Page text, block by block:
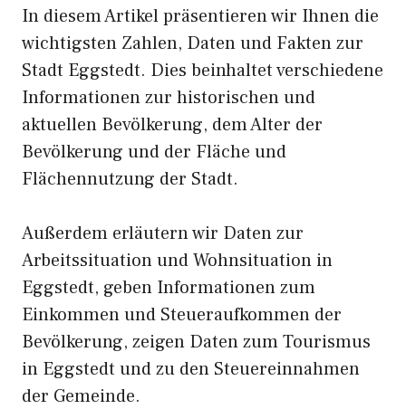
In diesem Artikel präsentieren wir Ihnen die
wichtigsten Zahlen, Daten und Fakten zur
Stadt Eggstedt. Dies beinhaltet verschiedene
Informationen zur historischen und
aktuellen Bevölkerung, dem Alter der
Bevölkerung und der Fläche und
Flächennutzung der Stadt.
Außerdem erläutern wir Daten zur
Arbeitssituation und Wohnsituation in
Eggstedt, geben Informationen zum
Einkommen und Steueraufkommen der
Bevölkerung, zeigen Daten zum Tourismus
in Eggstedt und zu den Steuereinnahmen
der Gemeinde.